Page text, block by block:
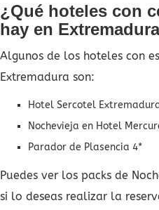
¿Qué hoteles con
hay en
Algunos de los hoteles con
Extremadura son:
Hotel Sercotel
Nochevieja en Hotel
Parador de Plasencia 4*
Puedes ver los packs de
si lo deseas realizar la